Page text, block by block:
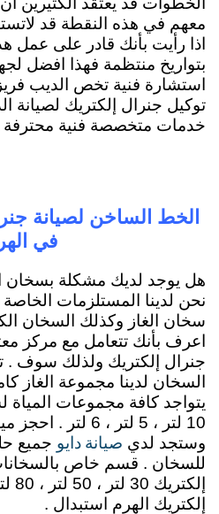
معهم في هذه النقطة قد
اذا رأيت بأنك قادر على عمل
بتواريخ منتظمة فهذا افضل
استشارة فنية تخص الديب
توكيل جنرال إلكتريك لصيانة
خدمات متخصصة فنية محترفة
الخط الساخن لصيانة
في
هل يوجد لديك مشكلة بسخان
نحن لدينا المستلزمات
سخان الغاز وكذلك السخان
اعرف بأنك تتعامل مع مركز
جنرال إلكتريك ولذلك سوف .
السخان لدينا مجموعة الغاز
يتواجد كافة مجموعات المياة
10 لتر ، 5 لتر ، 6
وستجد لدي صيانة دايو جميع
للسخان . قسم خاص بالسخانات
إلكتريك الهرم استبدال .